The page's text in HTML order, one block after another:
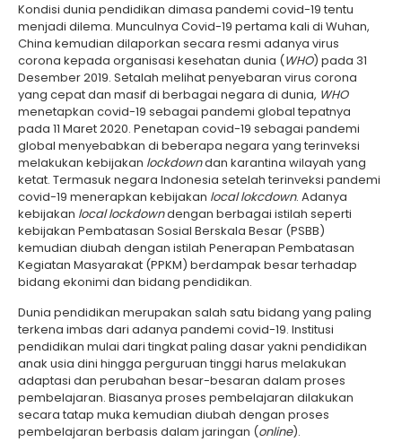
Kondisi dunia pendidikan dimasa pandemi covid-19 tentu
menjadi dilema. Munculnya Covid-19 pertama kali di Wuhan,
China kemudian dilaporkan secara resmi adanya virus
corona kepada organisasi kesehatan dunia (WHO) pada 31
Desember 2019. Setalah melihat penyebaran virus corona
yang cepat dan masif di berbagai negara di dunia, WHO
menetapkan covid-19 sebagai pandemi global tepatnya
pada 11 Maret 2020. Penetapan covid-19 sebagai pandemi
global menyebabkan di beberapa negara yang terinveksi
melakukan kebijakan lockdowndan karantina wilayah yang
ketat. Termasuk negara Indonesia setelah terinveksi pandemi
covid-19 menerapkan kebijakan local lokcdown. Adanya
kebijakan local lockdowndengan berbagai istilah seperti
kebijakan Pembatasan Sosial Berskala Besar (PSBB)
kemudian diubah dengan istilah Penerapan Pembatasan
Kegiatan Masyarakat (PPKM) berdampak besar terhadap
bidang ekonimi dan bidang pendidikan.
Dunia pendidikan merupakan salah satu bidang yang paling
terkena imbas dari adanya pandemi covid-19. Institusi
pendidikan mulai dari tingkat paling dasar yakni pendidikan
anak usia dini hingga perguruan tinggi harus melakukan
adaptasi dan perubahan besar-besaran dalam proses
pembelajaran. Biasanya proses pembelajaran dilakukan
secara tatap muka kemudian diubah dengan proses
pembelajaran berbasis dalam jaringan (online).